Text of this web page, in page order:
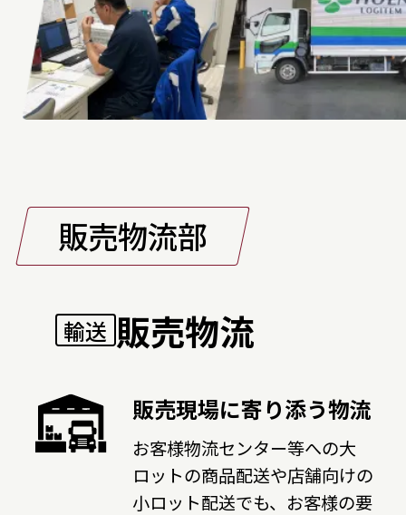
販売物流部
輸送 販売物流
販売現場に寄り添う物流
お客様物流センター等への大
ロットの商品配送や店舗向けの
小ロット配送でも、お客様の要